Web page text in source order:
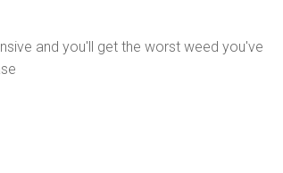
and you'll get the worst weed you've